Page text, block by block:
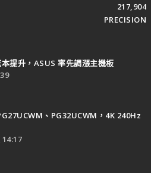
217,904
PRECISION
提升，ASUS 率先調漲主機板
、PG32UCWM，4K 240Hz
14:17